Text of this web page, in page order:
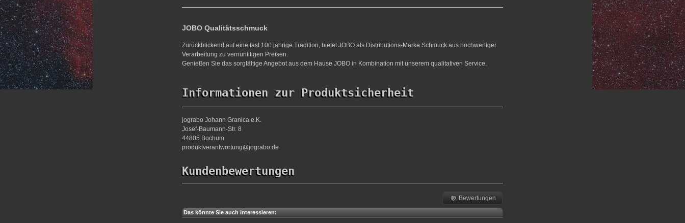
JOBO Qualitätsschmuck
Zurückblickend auf eine fast 100 jährige Tradition, bietet JOBO als Distributions-Marke Schmuck aus hochwertiger
Verarbeitung zu vernünfitigen Preisen.
Genießen Sie das sorgfältige Angebot aus dem Hause JOBO in Kombination mit unserem qualitativen Service.
Informationen zur Produktsicherheit
jograbo Johann Granica e.K.
Josef-Baumann-Str. 8
44805 Bochum
produktverantwortung@jograbo.de
Kundenbewertungen
Bewertungen
Das könnte Sie auch interessieren: